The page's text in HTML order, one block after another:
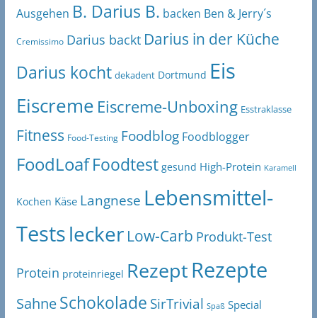
Ausgehen B. Darius B. backen Ben & Jerry´s
Cremissimo Darius backt Darius in der Küche
Darius kocht dekadent Dortmund Eis
Eiscreme Eiscreme-Unboxing Esstraklasse
Fitness Food-Testing Foodblog Foodblogger
FoodLoaf Foodtest gesund High-Protein Karamell
Kochen Käse Langnese Lebensmittel-
Testslecker Low-Carb Produkt-Test
Protein proteinriegel RezeptRezepte
SahneSchokolade SirTrivial Spaß Special